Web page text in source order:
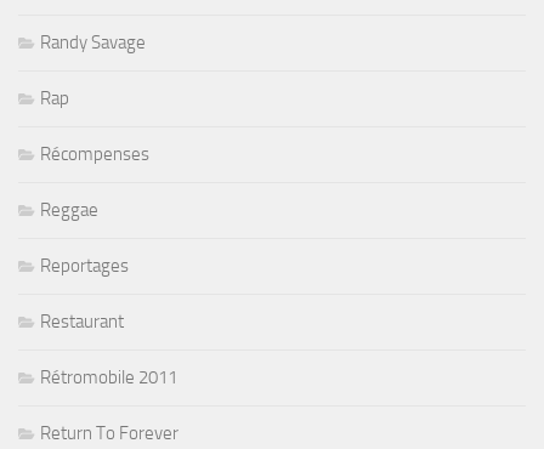
Randy Savage
Rap
Récompenses
Reggae
Reportages
Restaurant
Rétromobile 2011
Return To Forever